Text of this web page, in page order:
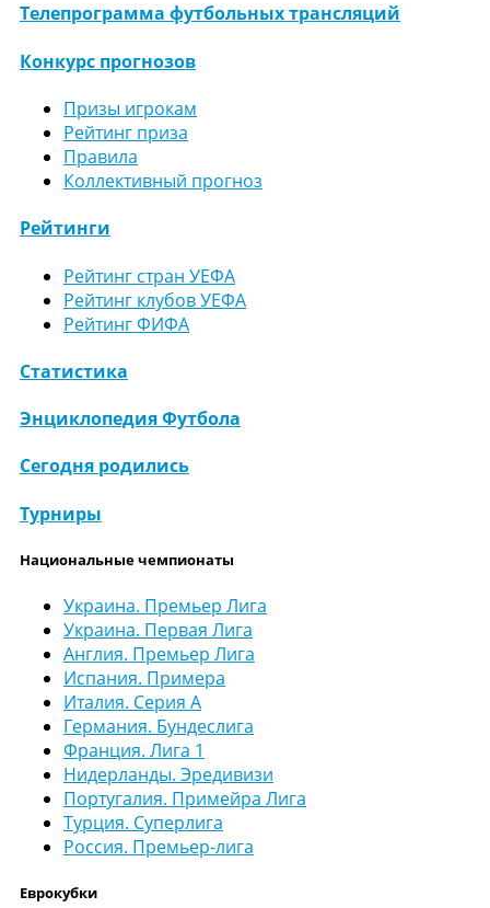
Телепрограмма футбольных трансляций
Конкурс прогнозов
Призы игрокам
Рейтинг приза
Правила
Коллективный прогноз
Рейтинги
Рейтинг стран УЕФА
Рейтинг клубов УЕФА
Рейтинг ФИФА
Статистика
Энциклопедия Футбола
Сегодня родились
Турниры
Национальные чемпионаты
Украина. Премьер Лига
Украина. Первая Лига
Англия. Премьер Лига
Испания. Примера
Италия. Серия А
Германия. Бундеслига
Франция. Лига 1
Нидерланды. Эредивизи
Португалия. Примейра Лига
Турция. Суперлига
Россия. Премьер-лига
Еврокубки